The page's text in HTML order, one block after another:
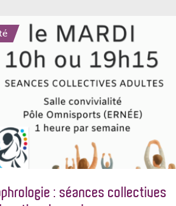
: séances collectives